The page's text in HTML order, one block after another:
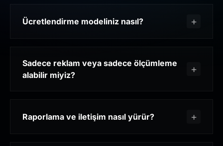
Ücretlendirme modeliniz nasıl?
Sadece reklam veya sadece ölçümleme
alabilir miyiz?
Raporlama ve iletişim nasıl yürür?